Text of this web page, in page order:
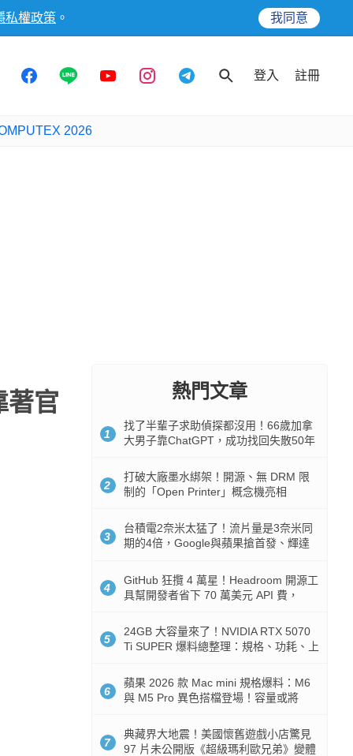
私權政策 。 我同意
登入 註冊
2026
著官
熱門文章
1
找了半輩子求助偵探都沒用！66歲加拿
大男子靠ChatGPT，成功找回失散50年
2
打破大廠墨水綁架！開源、無 DRM 限
制的「Open Printer」概念機亮相
3
台積電2奈米太猛了！流片量是3奈米同
期的4倍，Google與蘋果搶首發、輝達
4
GitHub 狂攬 4 萬星！Headroom 開源工
具幫開發者省下 70 萬美元 API 費，
5
24GB 大容量來了！NVIDIA RTX 5070
Ti SUPER 爆料總整理：規格、功耗、上
6
蘋果 2026 款 Mac mini 規格爆料：M6
與 M5 Pro 異色搭檔登場！容量或將
7
典藏界大地震！美國懷舊遊戲小店驚見
97 片未公開版《超級瑪利歐兄弟》變體